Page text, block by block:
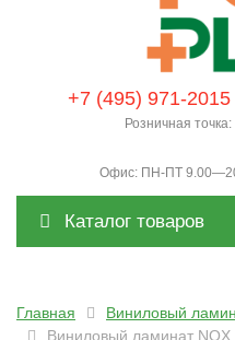
+7 (495) 971-2015
Розничная
Офис: ПН-ПТ
Каталог товаров
Главная
Виниловый
Виниловый ламинат NOX